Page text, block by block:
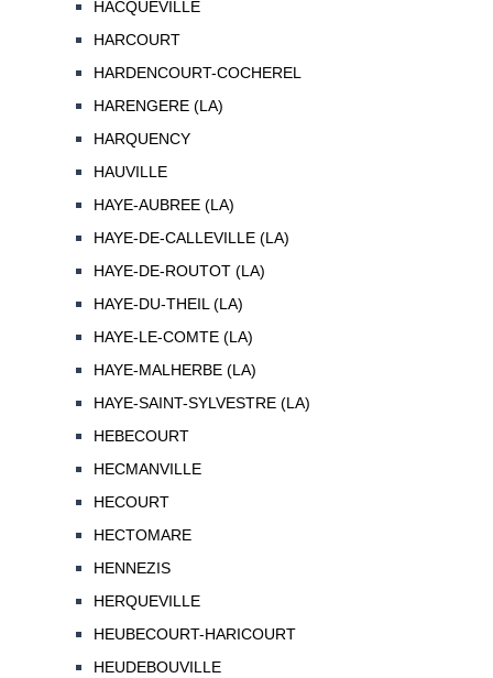
HACQUEVILLE
HARCOURT
HARDENCOURT-COCHEREL
HARENGERE (LA)
HARQUENCY
HAUVILLE
HAYE-AUBREE (LA)
HAYE-DE-CALLEVILLE (LA)
HAYE-DE-ROUTOT (LA)
HAYE-DU-THEIL (LA)
HAYE-LE-COMTE (LA)
HAYE-MALHERBE (LA)
HAYE-SAINT-SYLVESTRE (LA)
HEBECOURT
HECMANVILLE
HECOURT
HECTOMARE
HENNEZIS
HERQUEVILLE
HEUBECOURT-HARICOURT
HEUDEBOUVILLE